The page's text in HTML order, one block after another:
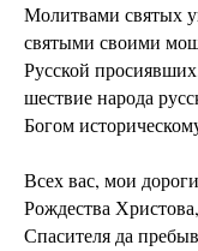
Молитвами святых
святыми своими
Русской
шествие народа
Богом
Всех вас, мои
Рождества
Спасителя да